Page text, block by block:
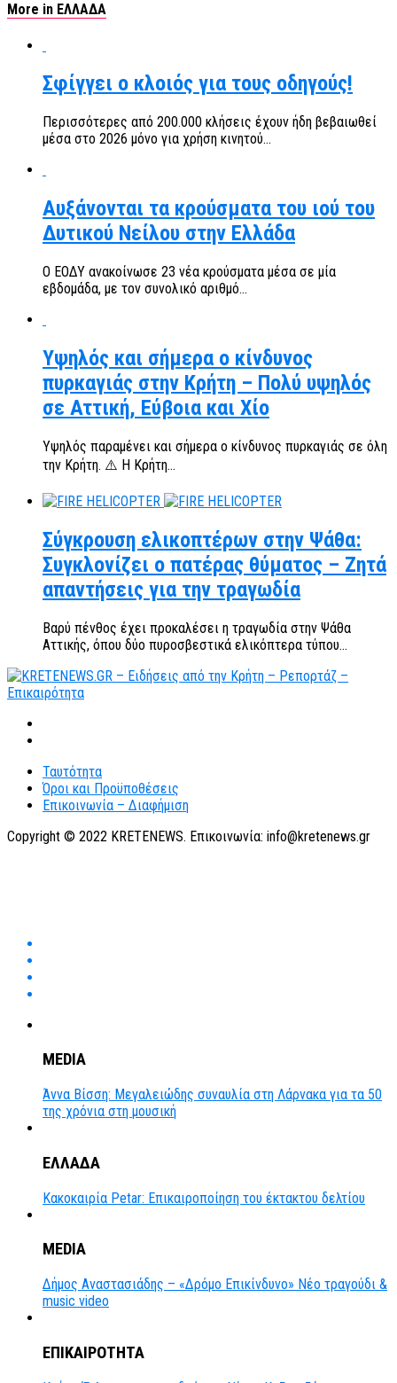
More in ΕΛΛΑΔΑ
Σφίγγει ο κλοιός για τους οδηγούς!
Περισσότερες από 200.000 κλήσεις έχουν ήδη βεβαιωθεί
μέσα στο 2026 μόνο για χρήση κινητού...
Αυξάνονται τα κρούσματα του ιού του
Δυτικού Νείλου στην Ελλάδα
Ο ΕΟΔΥ ανακοίνωσε 23 νέα κρούσματα μέσα σε μία
εβδομάδα, με τον συνολικό αριθμό...
Υψηλός και σήμερα ο κίνδυνος
πυρκαγιάς στην Κρήτη – Πολύ υψηλός
σε Αττική, Εύβοια και Χίο
Υψηλός παραμένει και σήμερα ο κίνδυνος πυρκαγιάς σε όλη
την Κρήτη. ⚠️ Η Κρήτη...
Σύγκρουση ελικοπτέρων στην Ψάθα:
Συγκλονίζει ο πατέρας θύματος – Ζητά
απαντήσεις για την τραγωδία
Βαρύ πένθος έχει προκαλέσει η τραγωδία στην Ψάθα
Αττικής, όπου δύο πυροσβεστικά ελικόπτερα τύπου...
Ταυτότητα
Όροι και Προϋποθέσεις
Επικοινωνία – Διαφήμιση
Copyright © 2022 KRETENEWS. Επικοινωνία: info@kretenews.gr
MEDIA
Άννα Βίσση: Μεγαλειώδης συναυλία στη Λάρνακα για τα 50
της χρόνια στη μουσική
ΕΛΛΑΔΑ
Κακοκαιρία Petar: Επικαιροποίηση του έκτακτου δελτίου
MEDIA
Δήμος Αναστασιάδης – «Δρόμο Επικίνδυνο» Νέο τραγούδι &
music video
ΕΠΙΚΑΙΡΟΤΗΤΑ